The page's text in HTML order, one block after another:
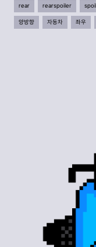
rear rearspoiler
양방향 자동차 좌우